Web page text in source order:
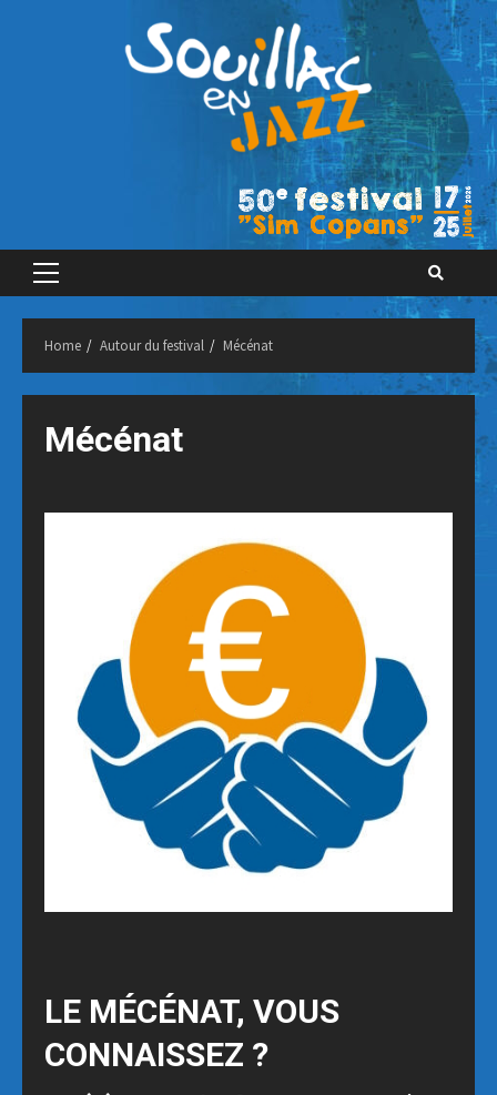
Primary
Home Autour du festival Mécénat
Mécénat
LE MÉCÉNAT, VOUS
CONNAISSEZ ?